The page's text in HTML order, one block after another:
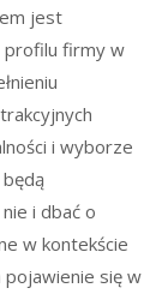
jest
profilu firmy w
i wyborze
i dbać o
w kontekście
pojawienie się w